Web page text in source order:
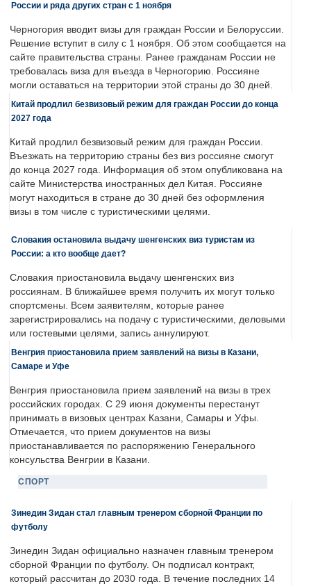
России и ряда других стран с 1 ноября
Черногория вводит визы для граждан России и Белоруссии.
Решение вступит в силу с 1 ноября. Об этом сообщается на
сайте правительства страны. Ранее гражданам России не
требовалась виза для въезда в Черногорию. Россияне
могли оставаться на территории этой страны до 30 дней.
Китай продлил безвизовый режим для граждан России до конца
2027 года
Китай продлил безвизовый режим для граждан России.
Въезжать на территорию страны без виз россияне смогут
до конца 2027 года. Информация об этом опубликована на
сайте Министерства иностранных дел Китая. Россияне
могут находиться в стране до 30 дней без оформления
визы в том числе с туристическими целями.
Словакия остановила выдачу шенгенских виз туристам из
России: а кто вообще дает?
Словакия приостановила выдачу шенгенских виз
россиянам. В ближайшее время получить их могут только
спортсмены. Всем заявителям, которые ранее
зарегистрировались на подачу с туристическими, деловыми
или гостевыми целями, запись аннулируют.
Венгрия приостановила прием заявлений на визы в Казани,
Самаре и Уфе
Венгрия приостановила прием заявлений на визы в трех
российских городах. С 29 июня документы перестанут
принимать в визовых центрах Казани, Самары и Уфы.
Отмечается, что прием документов на визы
приостанавливается по распоряжению Генерального
консульства Венгрии в Казани.
СПОРТ
Зинедин Зидан стал главным тренером сборной Франции по
футболу
Зинедин Зидан официально назначен главным тренером
сборной Франции по футболу. Он подписал контракт,
который рассчитан до 2030 года. В течение последних 14